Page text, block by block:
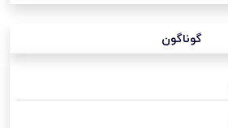
گوناگون